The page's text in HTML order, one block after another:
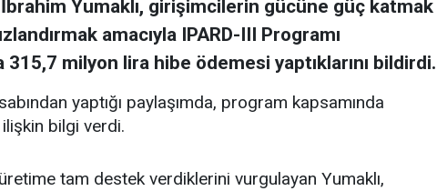
İbrahim Yumaklı, girişimcilerin gücüne güç katmak
amacıyla IPARD-III Programı
milyon lira hibe ödemesi yaptıklarını bildirdi.
yaptığı paylaşımda, program kapsamında
bilgi verdi.
üretime tam destek verdiklerini vurgulayan Yumaklı,